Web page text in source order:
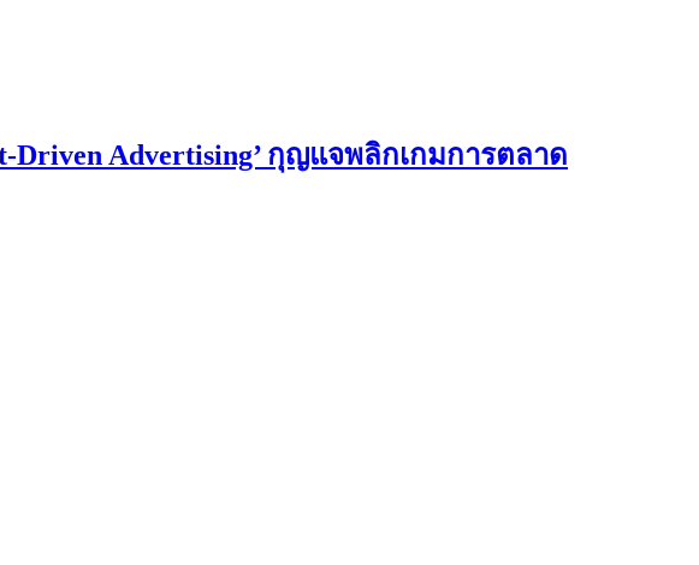
Driven Advertising’ กุญแจพลิกเกมการตลาด